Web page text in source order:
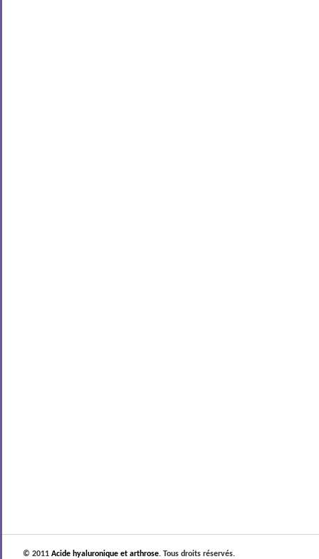
© 2011Acide hyaluronique et arthrose. Tous droits réservés.